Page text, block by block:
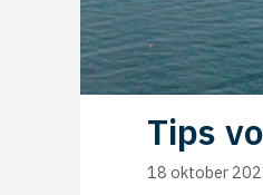
Tips
18 oktober